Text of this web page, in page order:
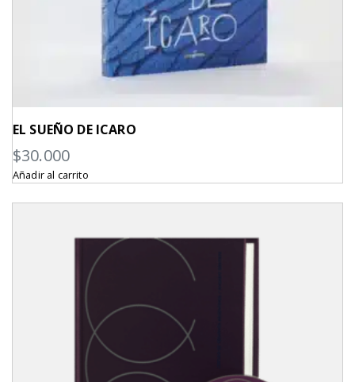
EL SUEÑO DE ICARO
$30.000
Añadir al carrito